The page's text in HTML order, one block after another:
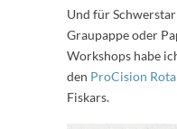
Und für
Graupappe oder
Workshops habe
den ProCision
Fiskars.